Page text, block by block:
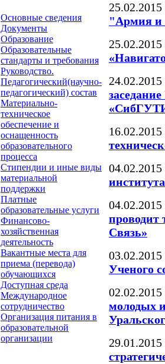
Основные сведения
Документы
Образование
Образовательные
стандарты и требования
Руководство.
Педагогический(научно-
педагогический) состав
Материально-
техническое
обеспечение и
оснащенность
образовательного
процесса
Стипендии и иные виды
материальной
поддержки
Платные
образовательные услуги
Финансово-
хозяйственная
деятельность
Вакантные места для
приема (перевода)
обучающихся
Доступная среда
Международное
сотрудничество
Организация питания в
образовательной
организации
25.02.2015
"Армия и
25.02.2015
24.02.2015
16.02.2015
04.02.2015
04.02.2015
Связь»
03.02.2015
Ученого
02.02.2015
молодых
29.01.2015